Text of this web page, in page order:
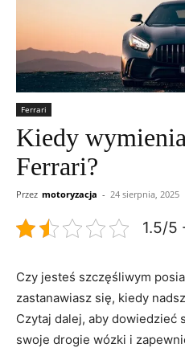
Ferrari
Kiedy
Ferrari?
Przez motoryzacja - 24 sierpnia, 2025
1.5/5
Czy jesteś szczęśliwym
zastanawiasz się, kiedy
Czytaj dalej, aby dowiedzieć
swoje drogie wózki i